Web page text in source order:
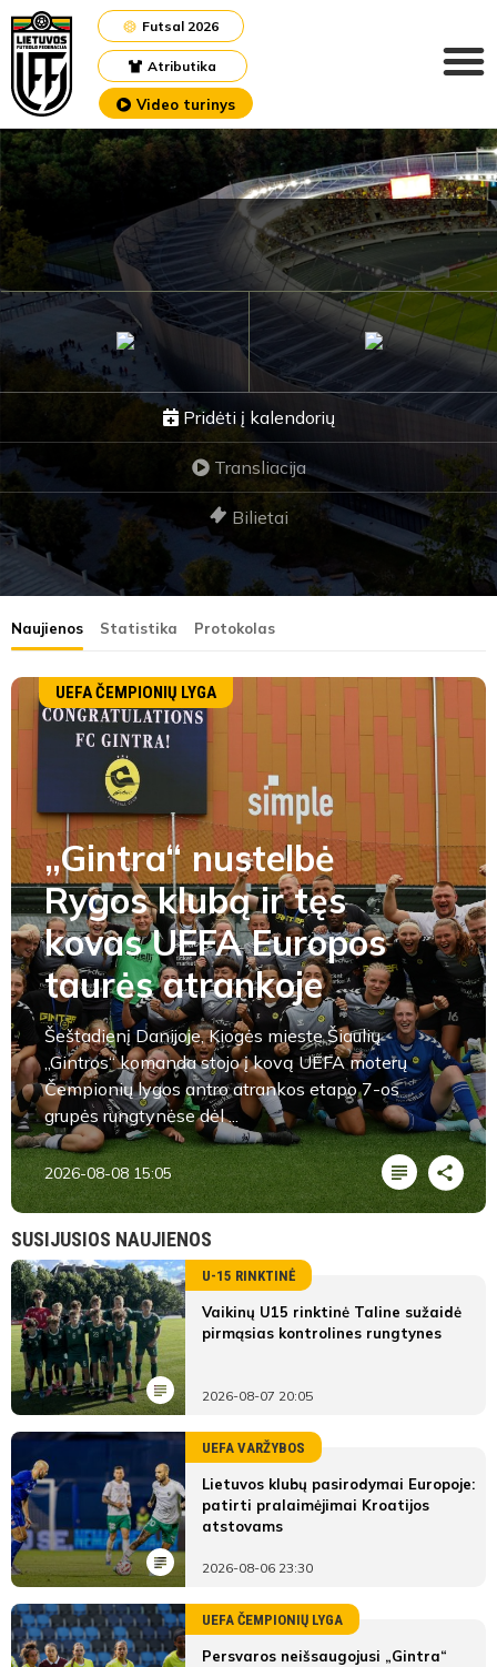
Atributika
Futsal 2026
Video turinys
Pridėti į kalendorių
Transliacija
Bilietai
Naujienos Statistika Protokolas
UEFA ČEMPIONIŲ LYGA
„Gintra“ nustelbė
Rygos klubą ir tęs
kovas UEFA Europos
taurės atrankoje
Šeštadienį Danijoje, Kiogės mieste Šiaulių
„Gintros“ komanda stojo į kovą UEFA moterų
Čempionių lygos antro atrankos etapo 7-os
grupės rungtynėse dėl ...
2026-08-08 15:05
SUSIJUSIOS NAUJIENOS
U-15 RINKTINĖ
Vaikinų U15 rinktinė Taline sužaidė
pirmąsias kontrolines rungtynes
2026-08-07 20:05
UEFA VARŽYBOS
Lietuvos klubų pasirodymai Europoje:
patirti pralaimėjimai Kroatijos
atstovams
2026-08-06 23:30
UEFA ČEMPIONIŲ LYGA
Persvaros neišsaugojusi „Gintra“